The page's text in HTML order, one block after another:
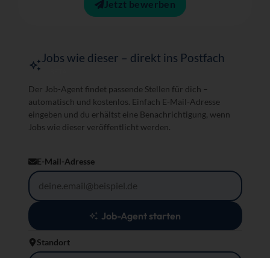
Jetzt bewerben
Jobs wie dieser – direkt ins Postfach
Der Job-Agent findet passende Stellen für dich –
automatisch und kostenlos. Einfach E-Mail-Adresse
eingeben und du erhältst eine Benachrichtigung, wenn
Jobs wie dieser veröffentlicht werden.
E-Mail-Adresse
Job-Agent starten
Standort